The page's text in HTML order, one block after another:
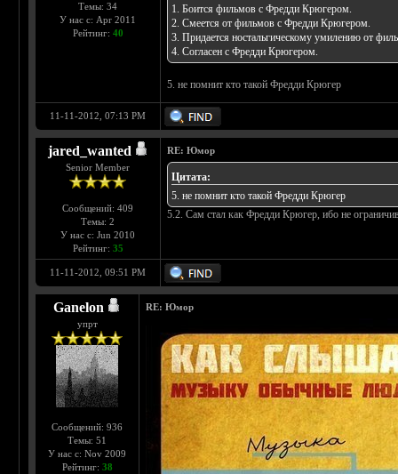
Темы: 34
У нас с: Apr 2011
Рейтинг: 40
1. Боится фильмов с Фредди Крюгером.
2. Смеется от фильмов с Фредди Крюгером.
3. Придается ностальгическому умилению от
4. Согласен с Фредди Крюгером.
5. не помнит кто такой Фредди Крюгер
11-11-2012, 07:13 PM
jared_wanted
Senior Member
Сообщений: 409
Темы: 2
У нас с: Jun 2010
Рейтинг: 35
RE: Юмор
Цитата:
5. не помнит кто такой Фредди Крюгер
5.2. Сам стал как Фредди Крюгер, ибо не
11-11-2012, 09:51 PM
Ganelon
упрт
Сообщений: 936
Темы: 51
У нас с: Nov 2009
Рейтинг: 38
RE: Юмор